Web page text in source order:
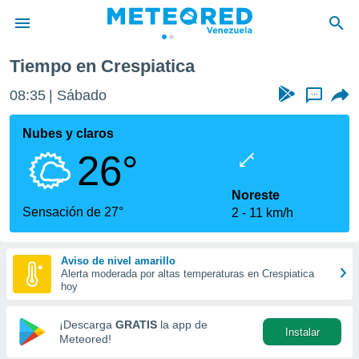
de
ha
calidad.
a este
las
y
forma
digital
basada
Tiempo en Crespiatica
08:35 Sábado ...
Nubes y claros
26°
Sensación de 27°
Noreste
2
11 km/h
Aviso de nivel amarillo
Alerta moderada por altas temperaturas en Crespiatica
hoy
¡Descarga GRATIS la app de
Meteored!
Instalar